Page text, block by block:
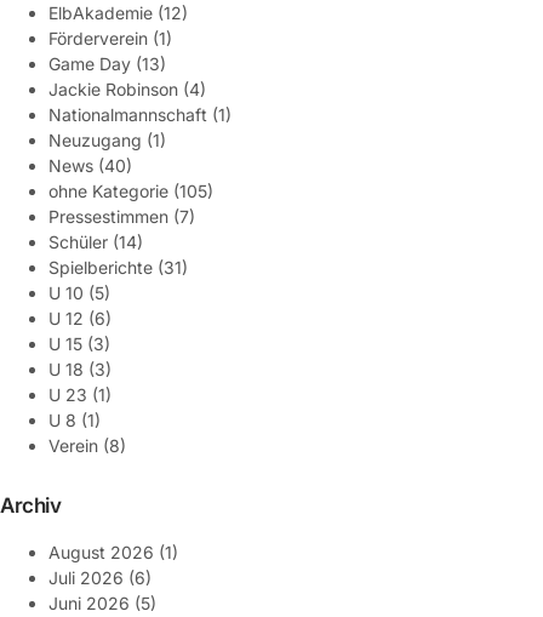
ElbAkademie (12)
Förderverein (1)
Game Day (13)
Jackie Robinson (4)
Nationalmannschaft (1)
Neuzugang (1)
News (40)
ohne Kategorie (105)
Pressestimmen (7)
Schüler (14)
Spielberichte (31)
U 10 (5)
U 12 (6)
U 15 (3)
U 18 (3)
U 23 (1)
U 8 (1)
Verein (8)
Archiv
August 2026 (1)
Juli 2026 (6)
Juni 2026 (5)